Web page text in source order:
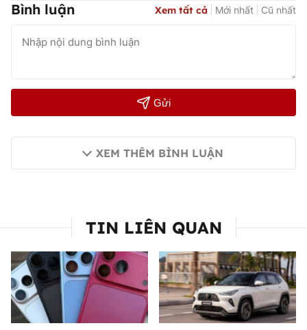
Bình luận Xem tất cả Mới nhất Cũ nhất
Gửi
XEM THÊM BÌNH LUẬN
TIN LIÊN QUAN